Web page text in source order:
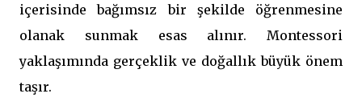
içerisinde bağımsız bir şekilde öğrenmesine
olanak sunmak esas alınır. Montessori
yaklaşımında gerçeklik ve doğallık büyük önem
taşır.